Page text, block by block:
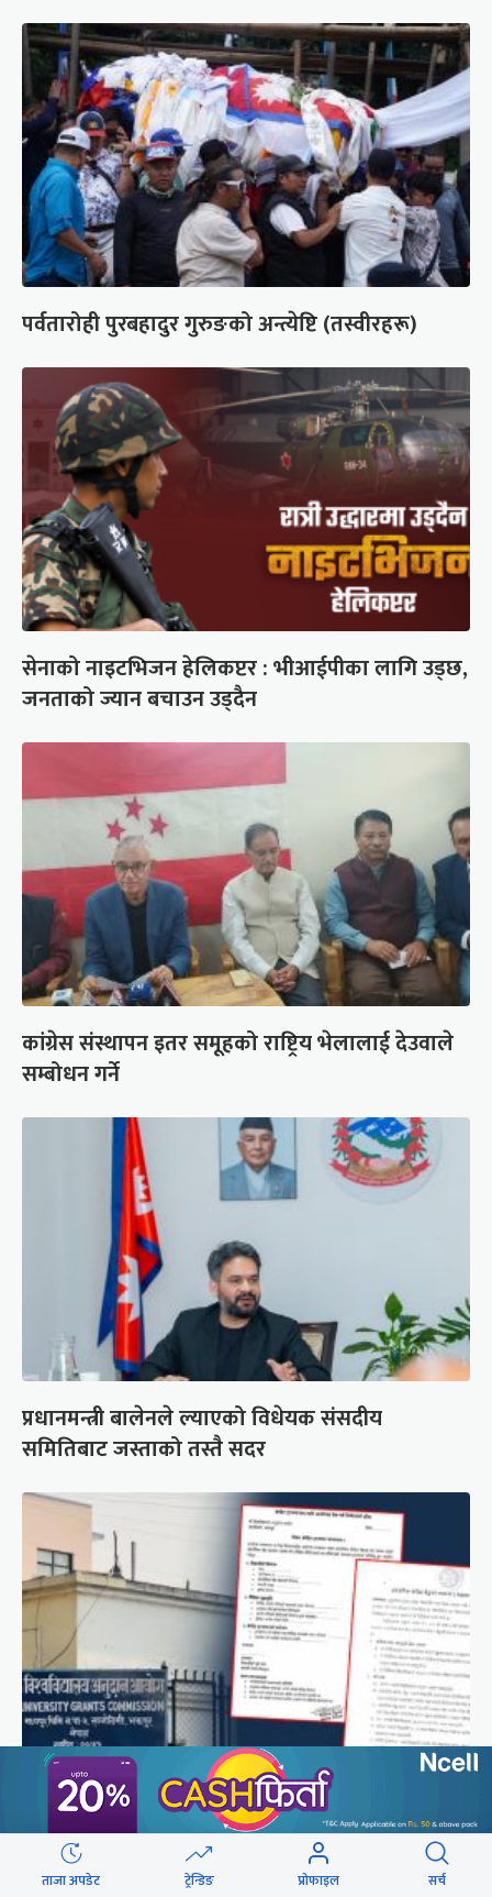
पर्वतारोही पुरबहादुर गुरुङको अन्त्येष्टि (तस्वीरहरू)
सेनाको नाइटभिजन हेलिकप्टर : भीआईपीका लागि उड्छ,
जनताको ज्यान बचाउन उड्दैन
कांग्रेस संस्थापन इतर समूहको राष्ट्रिय भेलालाई देउवाले
सम्बोधन गर्ने
प्रधानमन्त्री बालेनले ल्याएको विधेयक संसदीय
समितिबाट जस्ताको तस्तै सदर
शैक्षिक क्रेडिट बैंक : विदेशमा अध्ययन पूरा नगरी फर्किए
नेपालमा निरन्तरता
ताजा अपडेट ट्रेन्डिङ प्रोफाइल सर्च